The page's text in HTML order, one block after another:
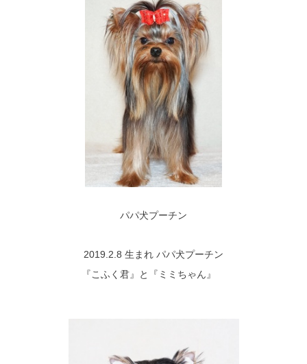
パパ犬プーチン
2019.2.8 生まれ パパ犬プーチン
『こふく君』と『ミミちゃん』